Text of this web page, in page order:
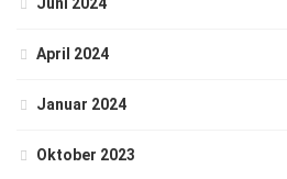
April 2024
Januar 2024
Oktober 2023